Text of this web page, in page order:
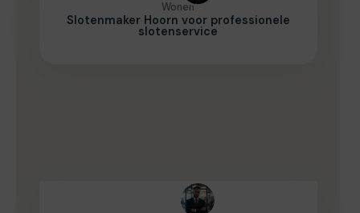
Wonen
Slotenmaker Hoorn voor professionele
slotenservice